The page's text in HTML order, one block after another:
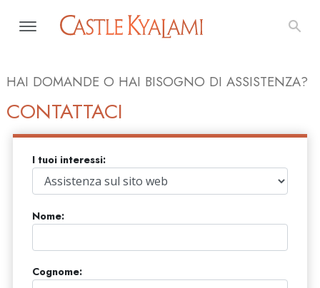
HAI DOMANDE O HAI BISOGNO DI ASSISTENZA?
CONTATTACI
I tuoi interessi:
Nome:
Cognome: